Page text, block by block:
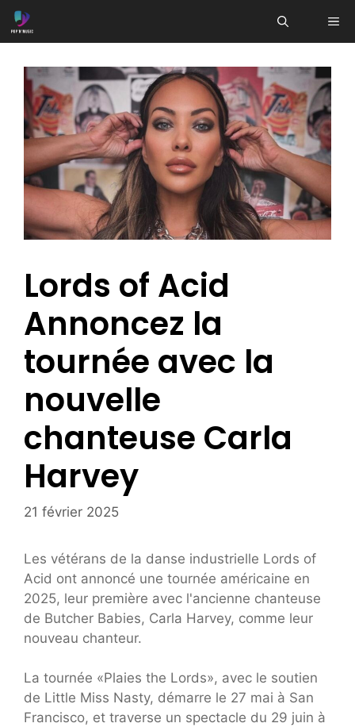
Aller
au
Lords of Acid
Annoncez la
tournée avec la
nouvelle
chanteuse Carla
Harvey
21 février 2025
Les vétérans de la danse industrielle Lords of
Acid ont annoncé une tournée américaine en
2025, leur première avec l'ancienne chanteuse
de Butcher Babies, Carla Harvey, comme leur
nouveau chanteur.
La tournée «Plaies the Lords», avec le soutien
de Little Miss Nasty, démarre le 27 mai à San
Francisco, et traverse un spectacle du 29 juin à